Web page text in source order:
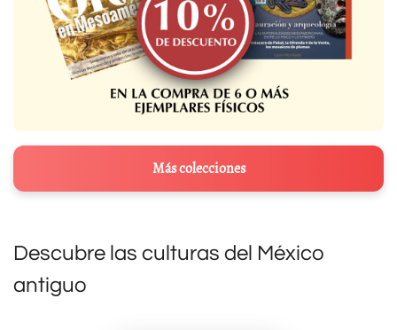
Más colecciones
Descubre las culturas del México
antiguo